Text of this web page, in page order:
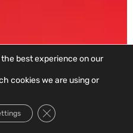
best experience on our
cookies we are using or
Close GDPR Cookie